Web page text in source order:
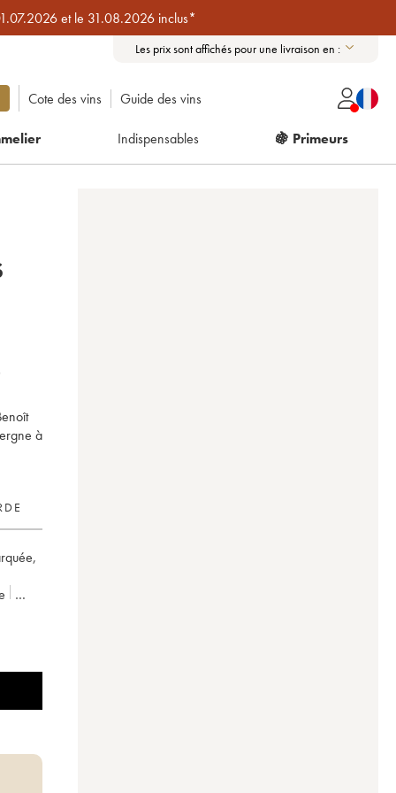
et le 31.08.2026 inclus*
Les prix sont affichés pour une livraison en :
Cote des vins Guide des vins
Indispensables 🍇 Primeurs
à
,